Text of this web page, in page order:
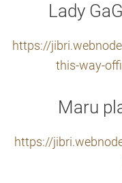
Lady
https://
this-way-
Maru
https://